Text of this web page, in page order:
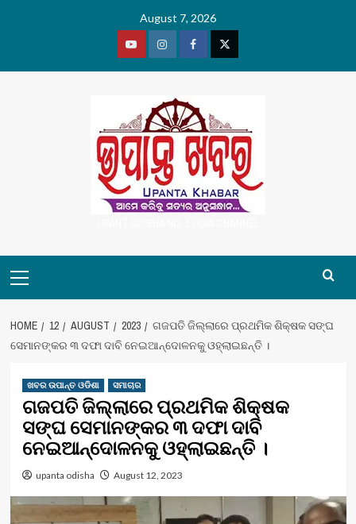
August 7, 2026
YoutubeVimeoFacebookTwitter
Menu
HOME 12 AUGUST 2023
ଗଜପତି ଜିଲ୍ଲାରେ ପ୍ରଥମିକ ଶିକ୍ଷକ ସଙ୍ଘ
ସେମାନଙ୍କର ୩ ଦଫା ଦାବି ନେଇଆନ୍ଦୋଳନକୁ ଓହ୍ଲାଇଛନ୍ତି ।
ଖବର ଉପାନ୍ତ ଓଡିଶା ସମାଚାର
ଗଜପତି ଜିଲ୍ଲାରେ ପ୍ରଥମିକ ଶିକ୍ଷକ
ସଙ୍ଘ ସେମାନଙ୍କର ୩ ଦଫା ଦାବି
ନେଇଆନ୍ଦୋଳନକୁ ଓହ୍ଲାଇଛନ୍ତି ।
upanta odisha August 12, 2023